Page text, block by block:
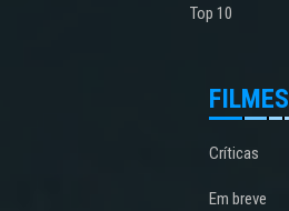
Top 10
FILMES
Críticas
Em breve